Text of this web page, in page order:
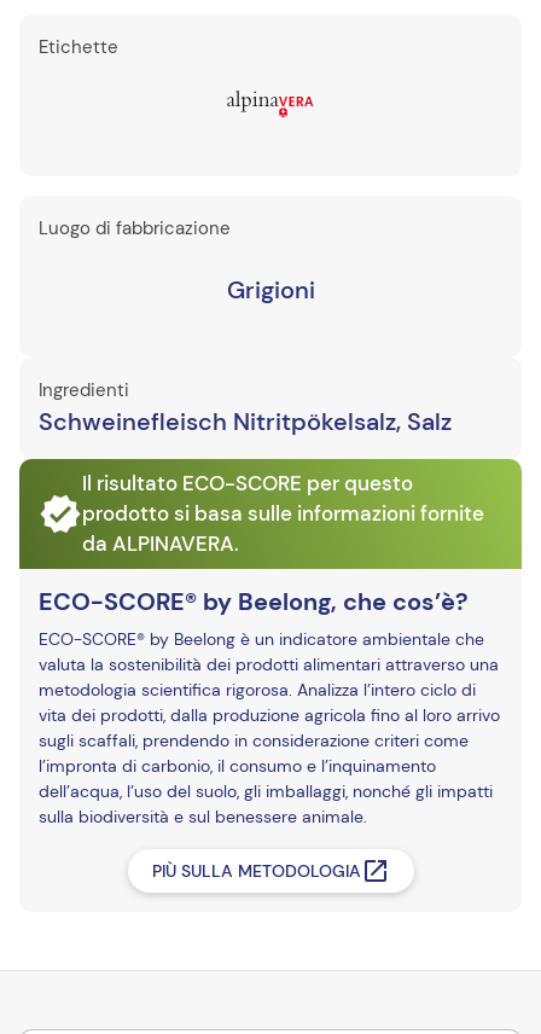
Etichette
Luogo di fabbricazione
Grigioni
Ingredienti
Schweinefleisch Nitritpökelsalz, Salz
Il risultato ECO-SCORE per questo
prodotto si basa sulle informazioni fornite
da ALPINAVERA.
ECO-SCORE® by Beelong, che cos’è?
ECO-SCORE® by Beelong è un indicatore ambientale che
valuta la sostenibilità dei prodotti alimentari attraverso una
metodologia scientifica rigorosa. Analizza l’intero ciclo di
vita dei prodotti, dalla produzione agricola fino al loro arrivo
sugli scaffali, prendendo in considerazione criteri come
l’impronta di carbonio, il consumo e l’inquinamento
dell’acqua, l’uso del suolo, gli imballaggi, nonché gli impatti
sulla biodiversità e sul benessere animale.
PIÙ SULLA METODOLOGIA